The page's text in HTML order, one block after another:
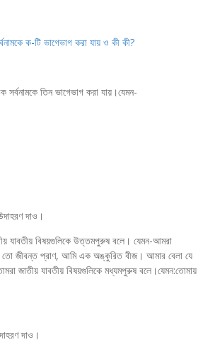
ক-টি ভাগেভাগ করা যায় ও কী কী?
তিন ভাগেভাগ করা যায়।যেমন-
দাও।
যাবতীয় বিষয়গুলিকে উত্তমপুরুষ বলে। যেমন-আমরা
তো জীবন্ত প্রাণ, আমি এক অঙ্কুরিত বীজ। আমার বেলা যে
জাতীয় যাবতীয় বিষয়গুলিকে মধ্যমপুরুষ বলে।যেমন:তোমায়
দাও।